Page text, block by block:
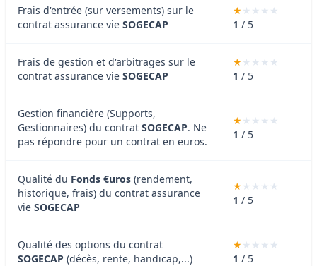
Frais d'entrée (sur versements) sur le
contrat assurance vie SOGECAP 1 / 5
Frais de gestion et d'arbitrages sur le
contrat assurance vie SOGECAP 1 / 5
Gestion financière (Supports,
Gestionnaires) du contrat SOGECAP. Ne
pas répondre pour un contrat en euros.
1 / 5
Qualité du Fonds €uros (rendement,
historique, frais) du contrat assurance
vie SOGECAP
1 / 5
Qualité des options du contrat
SOGECAP (décès, rente, handicap,...) 1 / 5